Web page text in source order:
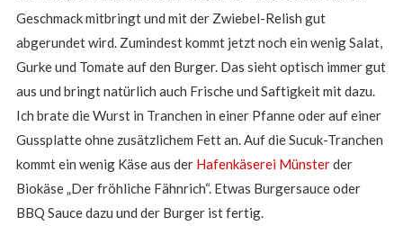
Geschmack mitbringt und mit der Zwiebel-Relish gut
abgerundet wird. Zumindest kommt jetzt noch ein wenig Salat,
Gurke und Tomate auf den Burger. Das sieht optisch immer gut
aus und bringt natürlich auch Frische und Saftigkeit mit dazu.
Ich brate die Wurst in Tranchen in einer Pfanne oder auf einer
Gussplatte ohne zusätzlichem Fett an. Auf die Sucuk-Tranchen
kommt ein wenig Käse aus der Hafenkäserei Münsterder
Biokäse „Der fröhliche Fähnrich“. Etwas Burgersauce oder
BBQ Sauce dazu und der Burger ist fertig.